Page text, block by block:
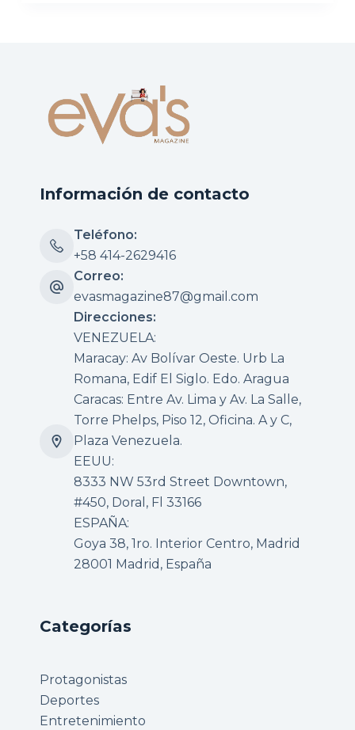
Información de contacto
Teléfono:
+58 414-2629416
Correo:
evasmagazine87@gmail.com
Direcciones:
VENEZUELA:
Maracay: Av Bolívar Oeste. Urb La
Romana, Edif El Siglo. Edo. Aragua
Caracas: Entre Av. Lima y Av. La Salle,
Torre Phelps, Piso 12, Oficina. A y C,
Plaza Venezuela.
EEUU:
8333 NW 53rd Street Downtown,
#450, Doral, Fl 33166
ESPAÑA:
Goya 38, 1ro. Interior Centro, Madrid
28001 Madrid, España
Categorías
Protagonistas
Deportes
Entretenimiento